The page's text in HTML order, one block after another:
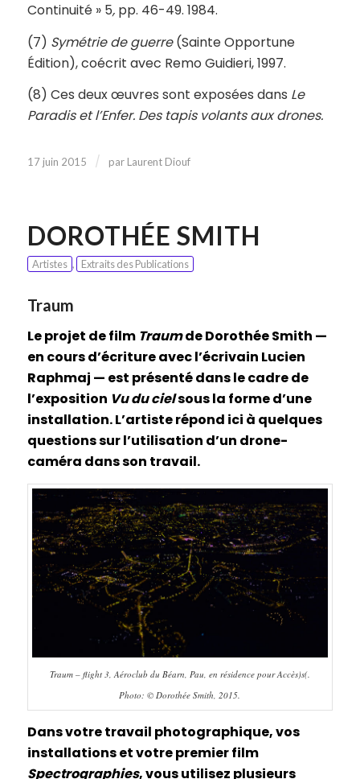
Continuité » 5, pp. 46-49. 1984.
(7) Symétrie de guerre(Sainte Opportune
Édition), coécrit avec Remo Guidieri, 1997.
(8) Ces deux œuvres sont exposées dans Le
Paradis et l’Enfer. Des tapis volants aux drones.
17 juin 2015 / par Laurent Diouf
DOROTHÉE SMITH
Artistes , Extraits des Publications
Traum
Le projet de film Traumde Dorothée Smith —
en cours d’écriture avec l’écrivain Lucien
Raphmaj — est présenté dans le cadre de
l’exposition Vu du cielsous la forme d’une
installation. L’artiste répond ici à quelques
questions sur l’utilisation d’un drone-
caméra dans son travail.
Traum – flight 3, Aéroclub du Béarn, Pau, en résidence pour Accès)s(.
Photo: © Dorothée Smith, 2015.
Dans votre travail photographique, vos
installations et votre premier film
Spectrographies, vous utilisez plusieurs